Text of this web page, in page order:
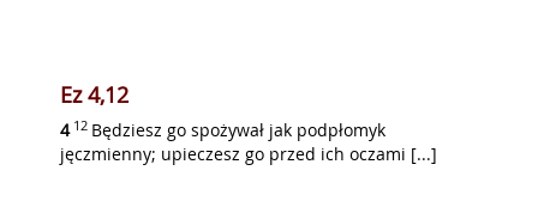
Ez 4,12
4 12 Będziesz go spożywał jak podpłomyk
jęczmienny; upieczesz go przed ich oczami [...]